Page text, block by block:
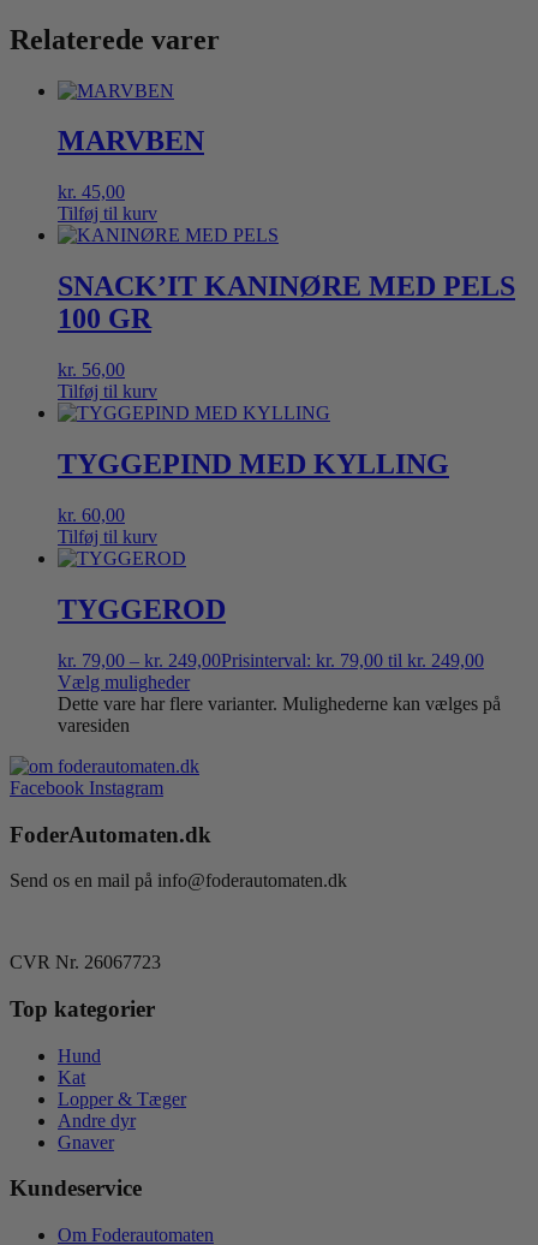
Relaterede varer
MARVBEN
kr. 45,00
Tilføj til kurv
SNACK’IT KANINØRE MED PELS
100 GR
kr. 56,00
Tilføj til kurv
TYGGEPIND MED KYLLING
kr. 60,00
Tilføj til kurv
TYGGEROD
kr. 79,00 – kr. 249,00Prisinterval: kr. 79,00 til kr. 249,00
Vælg muligheder
Dette vare har flere varianter. Mulighederne kan vælges på
varesiden
Facebook Instagram
FoderAutomaten.dk
Send os en mail på info@foderautomaten.dk
CVR Nr. 26067723
Top kategorier
Hund
Kat
Lopper & Tæger
Andre dyr
Gnaver
Kundeservice
Om Foderautomaten